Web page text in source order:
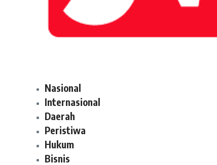
Nasional
Internasional
Daerah
Peristiwa
Hukum
Bisnis